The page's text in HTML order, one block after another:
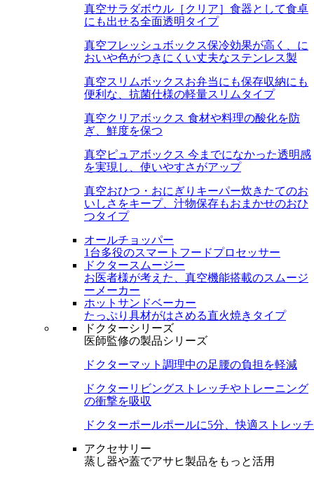
真空サラダボウル［クリア］ 食器として食卓
にも出せる全面透明タイプ
真空フレッシュボックス保冷効果が高く、に
おいや色がつきにくい丈夫なステンレス製
真空スリムボックスお弁当にも保存収納にも
便利な、抗菌仕様の軽量スリムタイプ
真空クリアボックス 食材や料理の酸化を防
ぎ、鮮度を保つ
真空ピュアボックス 今までになかった透明感
を実現し、使いやすさがアップ
真空おひつ・おにぎりキーパー炊きたてのお
いしさをキープ、汁物保存もおまかせのおひ
つタイプ
オールチョッパー
1台多役のスマートフードプロセッサー
ドクタースムージー
お医者様が考えた、真空機能搭載のスムージ
ーメーカー
ホットサンドベーカー
たっぷり具材がはさめる直火焼きタイプ
ドクターシリーズ
医師監修の製品シリーズ
ドクターマット 調理中の足腰の負担を軽減
ドクターリビングストレッチやトレーニング
の衝撃を吸収
ドクターポールポールに5分、快適ストレッチ
アクセサリー
蒸し器や蓋でアサヒ製品をもっと活用